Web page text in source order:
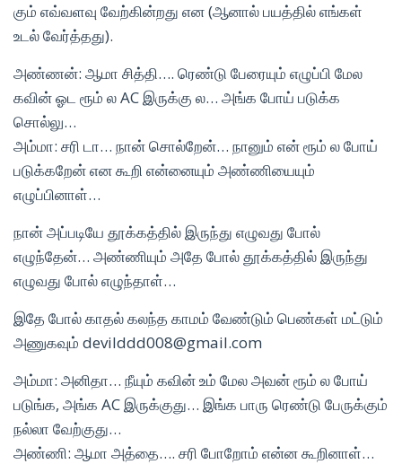
கும் எவ்வளவு வேற்கின்றது என (ஆனால் பயத்தில் எங்கள்
உடல் வேர்த்தது).
அண்ணன்: ஆமா சித்தி…. ரெண்டு பேரையும் எழுப்பி மேல
கவின் ஓட ரூம் ல AC இருக்கு ல… அங்க போய் படுக்க
சொல்லு…
அம்மா: சரி டா… நான் சொல்றேன்… நானும் என் ரூம் ல போய்
படுக்கறேன் என கூறி என்னையும் அண்ணியையும்
எழுப்பினாள்…
நான் அப்படியே தூக்கத்தில் இருந்து எழுவது போல்
எழுந்தேன்… அண்ணியும் அதே போல் தூக்கத்தில் இருந்து
எழுவது போல் எழுந்தாள்…
இதே போல் காதல் கலந்த காமம் வேண்டும் பெண்கள் மட்டும்
அணுகவும் devilddd008@gmail.com
அம்மா: அனிதா… நீயும் கவின் உம் மேல அவன் ரூம் ல போய்
படுங்க, அங்க AC இருக்குது… இங்க பாரு ரெண்டு பேருக்கும்
நல்லா வேற்குது…
அண்ணி: ஆமா அத்தை…. சரி போறோம் என்ன கூறினாள்…